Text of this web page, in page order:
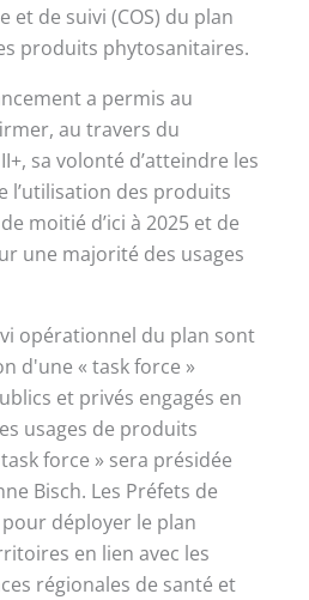
de suivi (COS) du plan
produits phytosanitaires.
a permis au
au travers du
sa volonté d’atteindre les
l’utilisation des produits
moitié d’ici à 2025 et de
une majorité des usages
opérationnel du plan sont
d'une « task force »
et privés engagés en
usages de produits
force » sera présidée
Bisch. Les Préfets de
déployer le plan
en lien avec les
régionales de santé et